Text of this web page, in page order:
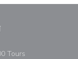
Tours((ouvre une